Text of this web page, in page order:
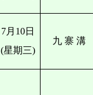
7月10日
(星期三)
九 寨 溝